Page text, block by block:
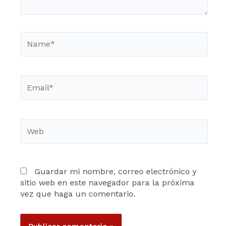
Guardar mi nombre, correo electrónico y
sitio web en este navegador para la próxima
vez que haga un comentario.